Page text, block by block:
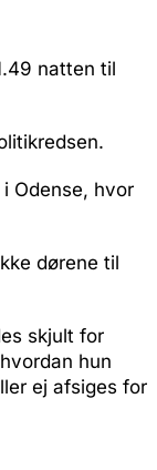
natten til
Odense, hvor
dørene til
skjult for
hun
ej afsiges for